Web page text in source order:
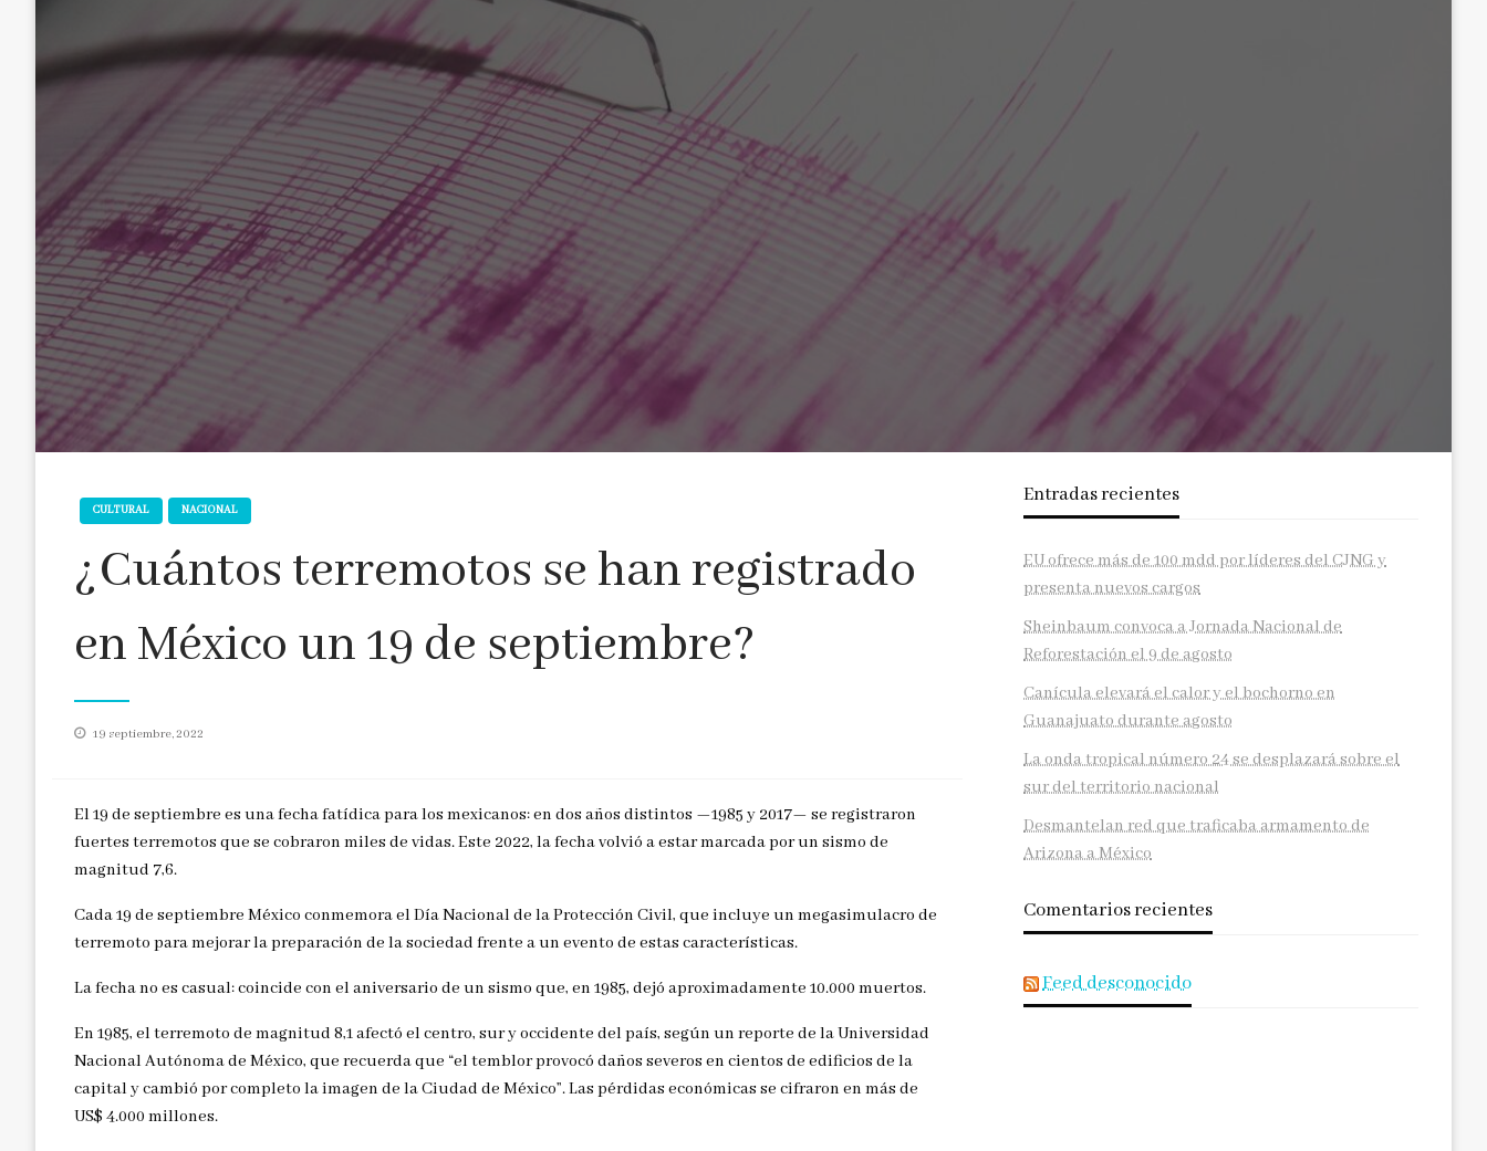
CULTURAL NACIONAL
¿Cuántos terremotos se han registrado
en México un 19 de septiembre?
Publicado
19 septiembre, 2022
El 19 de septiembre es una fecha fatídica para los mexicanos: en dos años distintos —1985 y 2017— se registraron
fuertes terremotos que se cobraron miles de vidas. Este 2022, la fecha volvió a estar marcada por un sismo de
magnitud 7,6.
Cada 19 de septiembre México conmemora el Día Nacional de la Protección Civil, que incluye un megasimulacro de
terremoto para mejorar la preparación de la sociedad frente a un evento de estas características.
La fecha no es casual: coincide con el aniversario de un sismo que, en 1985, dejó aproximadamente 10.000 muertos.
En 1985, el terremoto de magnitud 8,1 afectó el centro, sur y occidente del país, según un reporte de la Universidad
Nacional Autónoma de México, que recuerda que “el temblor provocó daños severos en cientos de edificios de la
capital y cambió por completo la imagen de la Ciudad de México”. Las pérdidas económicas se cifraron en más de
US$ 4.000 millones.
Entradas recientes
EU ofrece más de 100 mdd por líderes del CJNG y
presenta nuevos cargos
Sheinbaum convoca a Jornada Nacional de
Reforestación el 9 de agosto
Canícula elevará el calor y el bochorno en
Guanajuato durante agosto
La onda tropical número 24 se desplazará sobre el
sur del territorio nacional
Desmantelan red que traficaba armamento de
Arizona a México
Comentarios recientes
Feed desconocido